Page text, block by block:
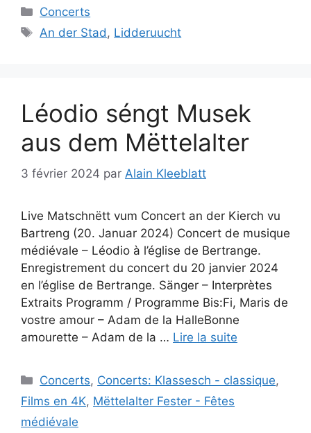
Catégories
Concerts
Étiquettes
An der Stad, Lidderuucht
Léodio séngt Musek
aus dem Mëttelalter
3 février 2024 par Alain Kleeblatt
Live Matschnëtt vum Concert an der Kierch vu
Bartreng (20. Januar 2024) Concert de musique
médiévale – Léodio à l’église de Bertrange.
Enregistrement du concert du 20 janvier 2024
en l’église de Bertrange. Sänger – Interprètes
Extraits Programm / Programme Bis:Fi, Maris de
vostre amour – Adam de la HalleBonne
amourette – Adam de la … Lire la suite
Catégories
Concerts, Concerts: Klassesch - classique,
Films en 4K, Mëttelalter Fester - Fêtes
médiévale